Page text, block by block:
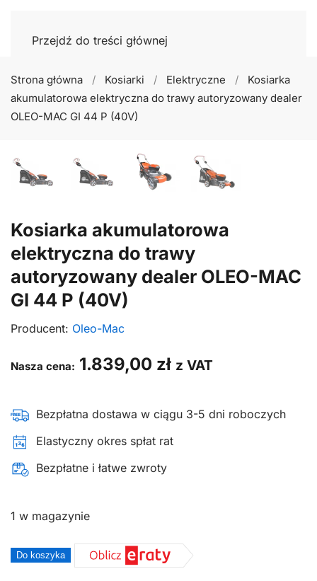
Przejdź do treści głównej
Strona główna Kosiarki Elektryczne
Kosiarka
akumulatorowa elektryczna do trawy autoryzowany dealer
OLEO-MAC GI 44 P (40V)
Kosiarka akumulatorowa
elektryczna do trawy
autoryzowany dealer OLEO-MAC
GI 44 P (40V)
Producent: Oleo-Mac
Nasza cena: 1.839,00 zł z VAT
Bezpłatna dostawa w ciągu 3-5 dni roboczych
Elastyczny okres spłat rat
Bezpłatne i łatwe zwroty
1 w magazynie
ilość
Do koszyka